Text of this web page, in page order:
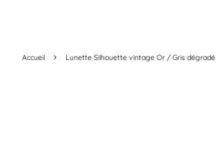
Accueil › Lunette Silhouette vintage Or / Gris dégradé